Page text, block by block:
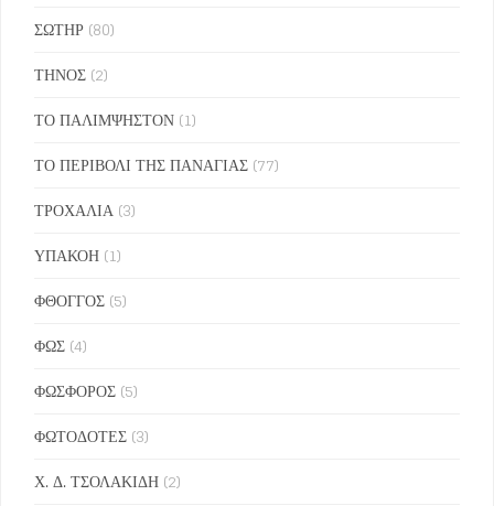
ΣΩΤΗΡ (80)
ΤΗΝΟΣ (2)
ΤΟ ΠΑΛΙΜΨΗΣΤΟΝ (1)
ΤΟ ΠΕΡΙΒΟΛΙ ΤΗΣ ΠΑΝΑΓΙΑΣ (77)
ΤΡΟΧΑΛΙΑ (3)
ΥΠΑΚΟΗ (1)
ΦΘΟΓΓΟΣ (5)
ΦΩΣ (4)
ΦΩΣΦΟΡΟΣ (5)
ΦΩΤΟΔΟΤΕΣ (3)
Χ. Δ. ΤΣΟΛΑΚΙΔΗ (2)